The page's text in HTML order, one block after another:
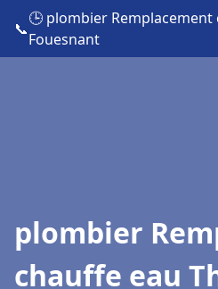
📞
🕒 plombier
Fouesnant
plombier
chauffe eau